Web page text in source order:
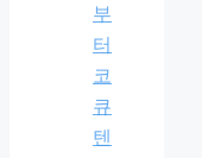
부
터
코
큐
텐